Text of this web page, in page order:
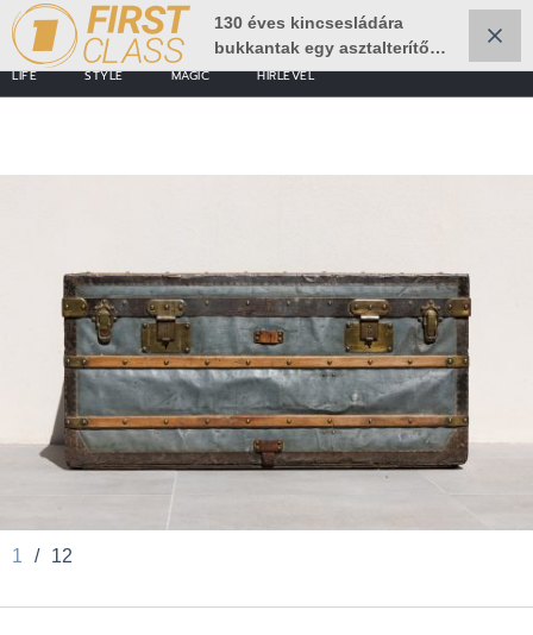
LIFE STYLE MAGIC HÍRLEVÉL
130 éves kincsesládára
bukkantak egy asztalterítő
alatt
1 / 12